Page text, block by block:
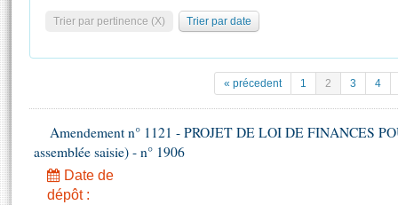
Pétitions
Projets de loi
Propositions de loi
Amendements
Textes adoptés
Statistiques et chiffres clés
( Constitution | Règlement de l'Assemblée ... )
Juniors
Contacts et plan d'accès
Photos libres de droit
Trier par pertinence (X) Trier par date
« précedent 1 2 3 4
Amendement n° 1121 - PROJET DE LOI DE FINANCES
assemblée saisie) - n° 1906
Date de
dépôt :